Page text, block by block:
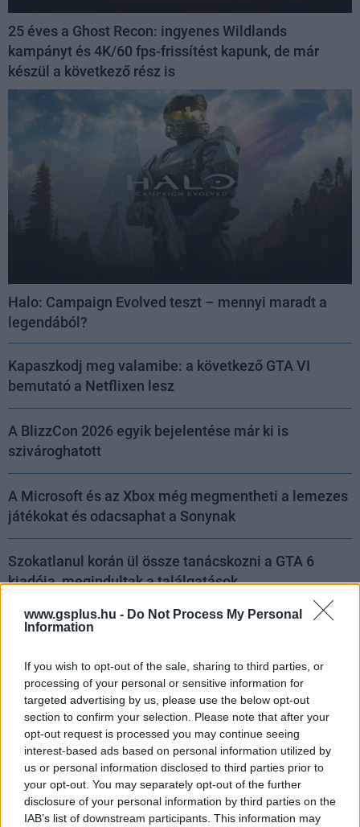
www.gsplus.hu - Do Not Process My Personal
Information
If you wish to opt-out of the sale, sharing to third parties, or
processing of your personal or sensitive information for
targeted advertising by us, please use the below opt-out
section to confirm your selection. Please note that after your
opt-out request is processed you may continue seeing
interest-based ads based on personal information utilized by
us or personal information disclosed to third parties prior to
your opt-out. You may separately opt-out of the further
disclosure of your personal information by third parties on the
IAB’s list of downstream participants. This information may
25 éves a Ghost Recon: ingyenes Wildlands
kampányt és 4K/60 fps-frissítést kapunk, de már
készül a következő rész is
Halo: Campaign Evolved teszt – mennyi maradt a
legendából?
Kapaszkodj meg valamibe: a következő GTA VI
bemutató a Netflixen lesz
A BlizzCon 2026 egyik bejelentése már ki is
szivároghatott
A Microsoft és az Xbox még megmentheti a lemezes
játékokat és odacsaphat a Sonynak
Szokatlanul korán ül össze tanácskozni a GTA 6
kiadója, megindultak a találgatások
vetíteni az egyik moziban
Eli Roth nagyon szeretné, ha nem utálnátok a
Borderlands filmet
Régóta várt játékokkal hengerel a játékipar
augusztusban, és csak ezután fog igazán lendületbe
jönni